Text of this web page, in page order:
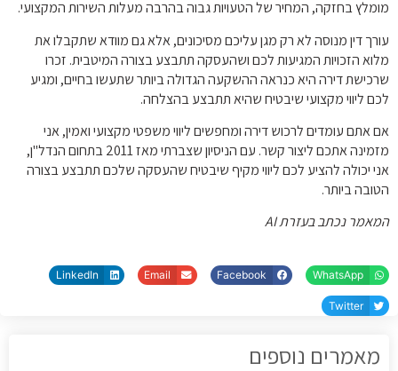
מומלץ בחזקה, המחיר של הטעויות גבוה בהרבה מעלות השירות המקצועי.
עורך דין מנוסה לא רק מגן עליכם מסיכונים, אלא גם מוודא שתקבלו את
מלוא הזכויות המגיעות לכם ושהעסקה תתבצע בצורה המיטבית. זכרו
שרכישת דירה היא כנראה ההשקעה הגדולה ביותר שתעשו בחיים, ומגיע
לכם ליווי מקצועי שיבטיח שהיא תתבצע בהצלחה.
אם אתם עומדים לרכוש דירה ומחפשים ליווי משפטי מקצועי ואמין, אני
מזמינה אתכם ליצור קשר. עם הניסיון שצברתי מאז 2011 בתחום הנדל"ן,
אני יכולה להציע לכם ליווי מקיף שיבטיח שהעסקה שלכם תתבצע בצורה
הטובה ביותר.
המאמר נכתב בעזרת AI
WhatsApp
Facebook
Email
LinkedIn
Twitter
מאמרים נוספים